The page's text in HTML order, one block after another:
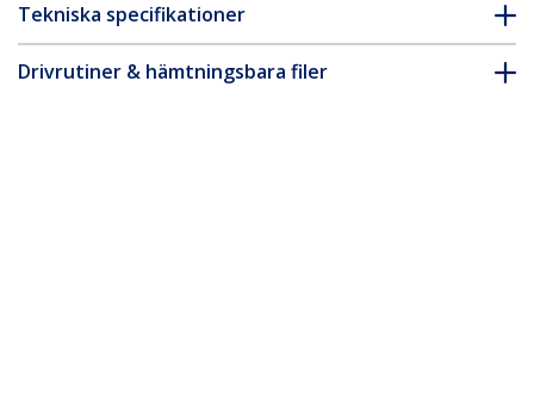
Tekniska specifikationer
Drivrutiner & hämtningsbara filer